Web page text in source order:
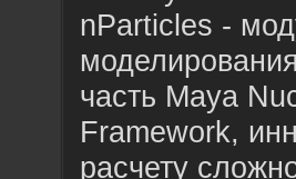
nParticles -
часть Maya
Framework,
расчету